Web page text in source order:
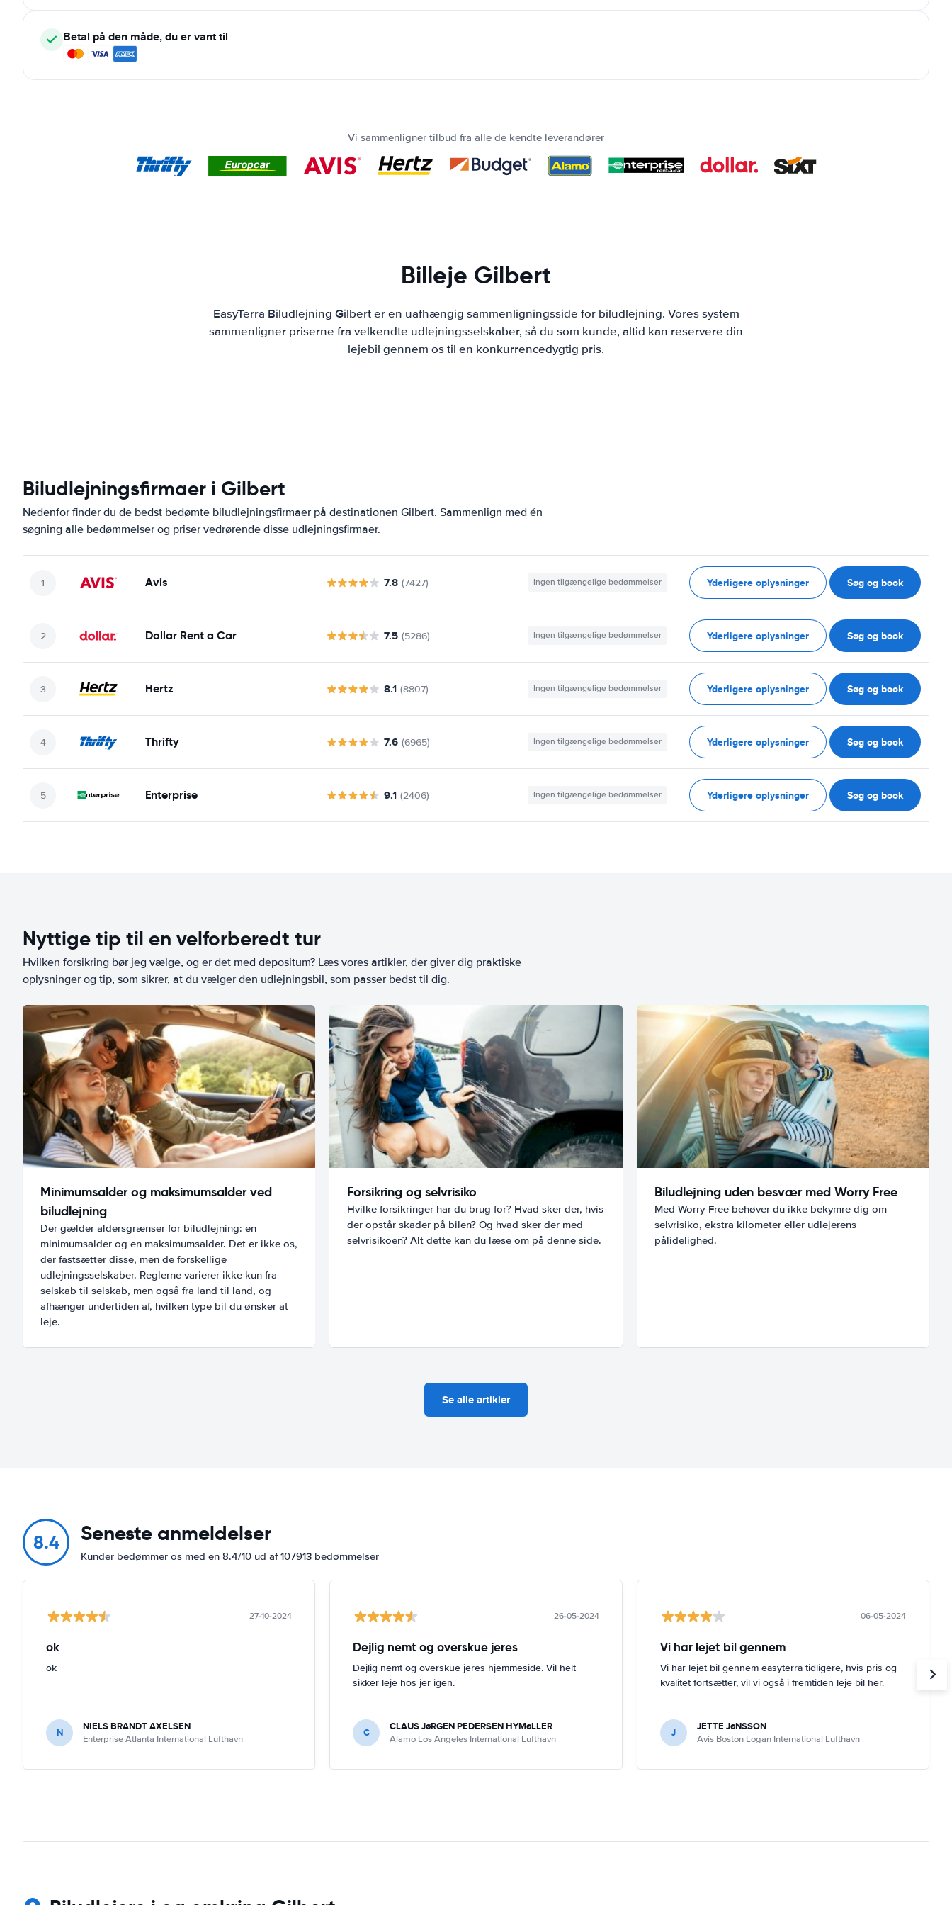
Betal på den måde, du er vant til
Vi sammenligner tilbud fra alle de kendte leverandører
Billeje Gilbert
EasyTerra Biludlejning Gilbert er en uafhængig sammenligningsside for biludlejning. Vores system
sammenligner priserne fra velkendte udlejningsselskaber, så du som kunde, altid kan reservere din
lejebil gennem os til en konkurrencedygtig pris.
Biludlejningsfirmaer i Gilbert
Nedenfor finder du de bedst bedømte biludlejningsfirmaer på destinationen Gilbert. Sammenlign med én
søgning alle bedømmelser og priser vedrørende disse udlejningsfirmaer.
Avis 7.8 (7427) Ingen tilgængelige bedømmelser Yderligere oplysninger Søg og book
Dollar Rent a Car 7.5 (5286) Ingen tilgængelige bedømmelser Yderligere oplysninger Søg og book
Hertz 8.1 (8807) Ingen tilgængelige bedømmelser Yderligere oplysninger Søg og book
Thrifty 7.6 (6965) Ingen tilgængelige bedømmelser Yderligere oplysninger Søg og book
Enterprise 9.1 (2406) Ingen tilgængelige bedømmelser Yderligere oplysninger Søg og book
Nyttige tip til en velforberedt tur
Hvilken forsikring bør jeg vælge, og er det med depositum? Læs vores artikler, der giver dig praktiske
oplysninger og tip, som sikrer, at du vælger den udlejningsbil, som passer bedst til dig.
Minimumsalder og maksimumsalder ved
biludlejning
Der gælder aldersgrænser for biludlejning: en
minimumsalder og en maksimumsalder. Det er ikke os,
der fastsætter disse, men de forskellige
udlejningsselskaber. Reglerne varierer ikke kun fra
selskab til selskab, men også fra land til land, og
afhænger undertiden af, hvilken type bil du ønsker at
leje.
Forsikring og selvrisiko
Hvilke forsikringer har du brug for? Hvad sker der, hvis
der opstår skader på bilen? Og hvad sker der med
selvrisikoen? Alt dette kan du læse om på denne side.
Biludlejning uden besvær med Worry Free
Med Worry-Free behøver du ikke bekymre dig om
selvrisiko, ekstra kilometer eller udlejerens
pålidelighed.
Se alle artikler
8.4 Seneste anmeldelser
Kunder bedømmer os med en 8.4/10 ud af 107913 bedømmelser
27-10-2024
ok
ok
N NIELS BRANDT AXELSEN
Enterprise Atlanta International Lufthavn
26-05-2024
Dejlig nemt og overskue jeres
Dejlig nemt og overskue jeres hjemmeside. Vil helt
sikker leje hos jer igen.
C CLAUS JøRGEN PEDERSEN HYMøLLER
Alamo Los Angeles International Lufthavn
06-05-2024
Vi har lejet bil gennem
Vi har lejet bil gennem easyterra tidligere, hvis pris og
kvalitet fortsætter, vil vi også i fremtiden leje bil her.
J JETTE JøNSSON
Avis Boston Logan International Lufthavn